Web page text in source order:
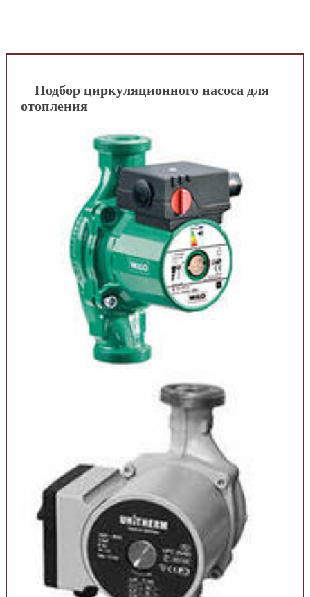
Подбор циркуляционного насоса для
отопления